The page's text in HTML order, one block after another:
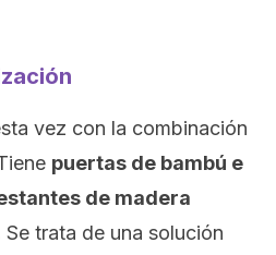
vez con la combinación
puertas de bambú e
de madera
Se trata de una solución